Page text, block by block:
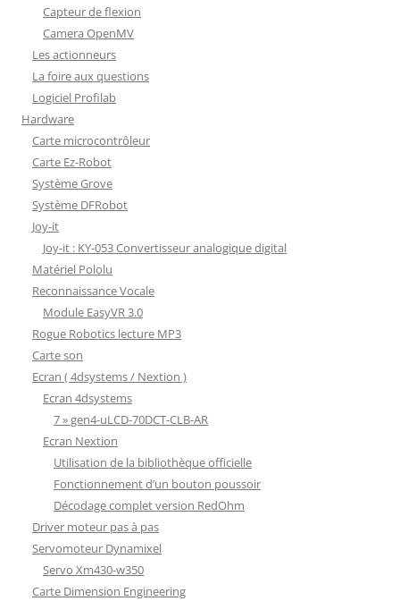
Capteur de flexion
Camera OpenMV
Les actionneurs
La foire aux questions
Logiciel Profilab
Hardware
Carte microcontrôleur
Carte Ez-Robot
Système Grove
Système DFRobot
Joy-it
Joy-it : KY-053 Convertisseur analogique digital
Matériel Pololu
Reconnaissance Vocale
Module EasyVR 3.0
Rogue Robotics lecture MP3
Carte son
Ecran ( 4dsystems / Nextion )
Ecran 4dsystems
7 » gen4-uLCD-70DCT-CLB-AR
Ecran Nextion
Utilisation de la bibliothèque officielle
Fonctionnement d’un bouton poussoir
Décodage complet version RedOhm
Driver moteur pas à pas
Servomoteur Dynamixel
Servo Xm430-w350
Carte Dimension Engineering